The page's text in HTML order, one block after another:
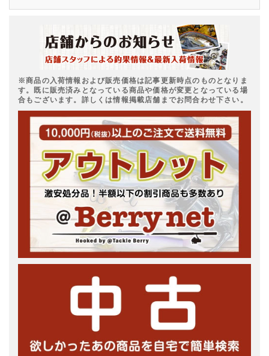
※商品の入荷情報および販売価格は記事更新時点のものとなりま
す。既に販売済みとなっている商品や価格が変更となっている場
合もございます。詳しくは情報掲載店舗までお問合わせ下さい。